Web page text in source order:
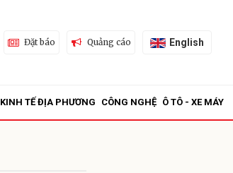
Đặt báo Quảng cáo English
KINH TẾ ĐỊA PHƯƠNG CÔNG NGHỆ Ô TÔ - XE MÁY